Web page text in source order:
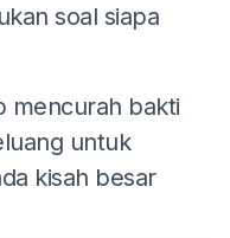
soal siapa
mencurah bakti
untuk
kisah besar